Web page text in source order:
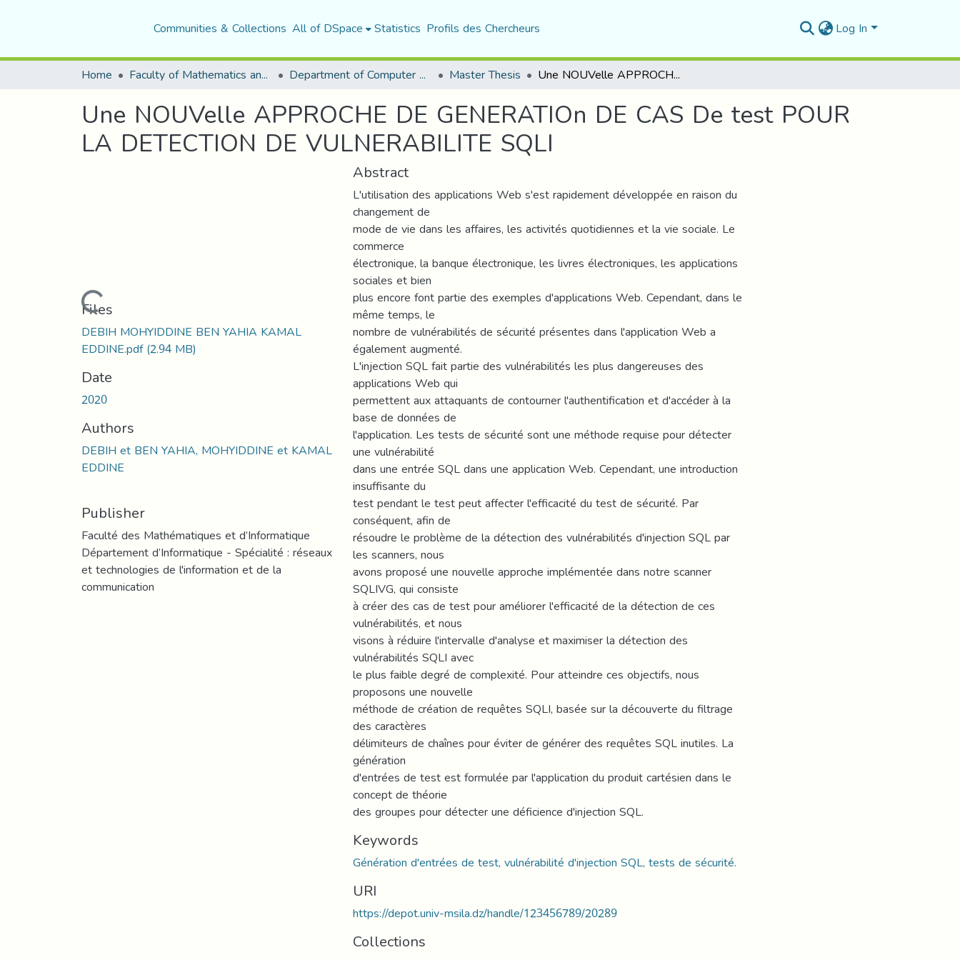
Communities & Collections All of DSpace Statistics Profils des Chercheurs Log In
Home Faculty of Mathematics and Computer Science Department of Computer Science Master Thesis Une NOUVelle APPROCHE DE GENERATIOn DE CAS De test POUR LA DETECTION DE VULNERABILITE SQLI
Une NOUVelle APPROCHE DE GENERATIOn DE CAS De test POUR
LA DETECTION DE VULNERABILITE SQLI
Loading...
Files
DEBIH MOHYIDDINE BEN YAHIA KAMAL
EDDINE.pdf(2.94 MB)
Date
2020
Authors
DEBIH et BEN YAHIA, MOHYIDDINE et KAMAL
EDDINE
Publisher
Faculté des Mathématiques et d’Informatique
Département d’Informatique - Spécialité : réseaux
et technologies de l'information et de la
communication
Abstract
L'utilisation des applications Web s'est rapidement développée en raison du
changement de
mode de vie dans les affaires, les activités quotidiennes et la vie sociale. Le
commerce
électronique, la banque électronique, les livres électroniques, les applications
sociales et bien
plus encore font partie des exemples d'applications Web. Cependant, dans le
même temps, le
nombre de vulnérabilités de sécurité présentes dans l'application Web a
également augmenté.
L'injection SQL fait partie des vulnérabilités les plus dangereuses des
applications Web qui
permettent aux attaquants de contourner l'authentification et d'accéder à la
base de données de
l'application. Les tests de sécurité sont une méthode requise pour détecter
une vulnérabilité
dans une entrée SQL dans une application Web. Cependant, une introduction
insuffisante du
test pendant le test peut affecter l'efficacité du test de sécurité. Par
conséquent, afin de
résoudre le problème de la détection des vulnérabilités d'injection SQL par
les scanners, nous
avons proposé une nouvelle approche implémentée dans notre scanner
SQLIVG, qui consiste
à créer des cas de test pour améliorer l'efficacité de la détection de ces
vulnérabilités, et nous
visons à réduire l'intervalle d'analyse et maximiser la détection des
vulnérabilités SQLI avec
le plus faible degré de complexité. Pour atteindre ces objectifs, nous
proposons une nouvelle
méthode de création de requêtes SQLI, basée sur la découverte du filtrage
des caractères
délimiteurs de chaînes pour éviter de générer des requêtes SQL inutiles. La
génération
d'entrées de test est formulée par l'application du produit cartésien dans le
concept de théorie
des groupes pour détecter une déficience d'injection SQL.
Keywords
Génération d'entrées de test, vulnérabilité d'injection SQL, tests de sécurité.
URI
https://depot.univ-msila.dz/handle/123456789/20289
Collections